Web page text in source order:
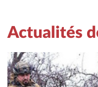
Actualités